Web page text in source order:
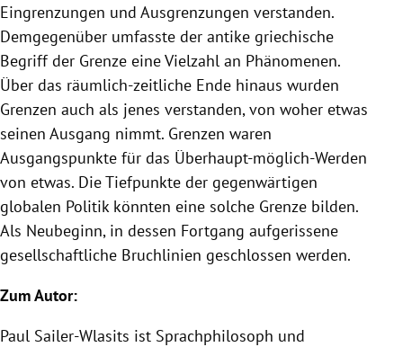
Eingrenzungen und Ausgrenzungen verstanden.
Demgegenüber umfasste der antike griechische
Begriff der Grenze eine Vielzahl an Phänomenen.
Über das räumlich-zeitliche Ende hinaus wurden
Grenzen auch als jenes verstanden, von woher etwas
seinen Ausgang nimmt. Grenzen waren
Ausgangspunkte für das Überhaupt-möglich-Werden
von etwas. Die Tiefpunkte der gegenwärtigen
globalen Politik könnten eine solche Grenze bilden.
Als Neubeginn, in dessen Fortgang aufgerissene
gesellschaftliche Bruchlinien geschlossen werden.
Zum Autor:
Paul Sailer-Wlasits ist Sprachphilosoph und